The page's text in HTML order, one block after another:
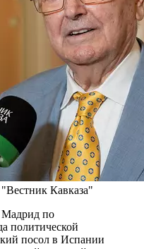
Кавказа"
Мадрид по
политической
посол в Испании